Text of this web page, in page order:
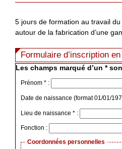
5 jours de formation au travail
autour de la fabrication d’une
Formulaire d’inscription
Les champs marqué d’un *
Prénom * :
Date de naissance (format 01/01/
Lieu de naissance * :
Fonction :
Coordonnées personnelles